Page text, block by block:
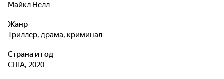
Майкл Нелл
Жанр
триллер, драма, криминал
Страна и год
США, 2020